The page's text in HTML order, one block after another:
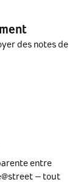
des notes de
entre
– tout